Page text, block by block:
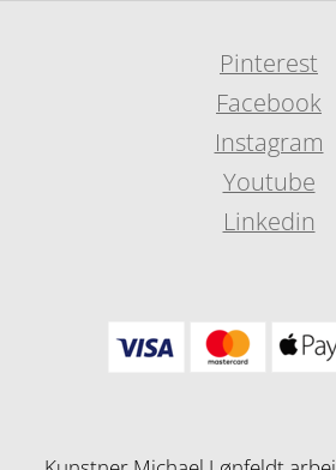
Pinterest
Facebook
Instagram
Youtube
Linkedin